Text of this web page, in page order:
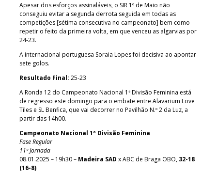
Apesar dos esforços assinaláveis, o SIR 1º de Maio não
conseguiu evitar a segunda derrota seguida em todas as
competições [sétima consecutiva no campeonato] bem como
repetir o feito da primeira volta, em que venceu as algarvias por
24-23.
A internacional portuguesa Soraia Lopes foi decisiva ao apontar
sete golos.
Resultado Final: 25-23
A Ronda 12 do Campeonato Nacional 1ª Divisão Feminina está
de regresso este domingo para o embate entre Alavarium Love
Tiles e SL Benfica, que vai decorrer no Pavilhão N.º 2 da Luz, a
partir das 14h00.
Campeonato Nacional 1ª Divisão Feminina
Fase Regular
11ª Jornada
08.01.2025 – 19h30 – Madeira SAD x ABC de Braga OBO, 32-18
(16-8)